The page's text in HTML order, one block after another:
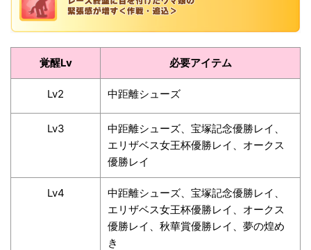
覚醒Lv 必要アイテム
Lv2 中距離シューズ
Lv3
中距離シューズ、宝塚記念優勝レイ、
エリザベス女王杯優勝レイ、オークス
優勝レイ
Lv4
中距離シューズ、宝塚記念優勝レイ、
エリザベス女王杯優勝レイ、オークス
優勝レイ、秋華賞優勝レイ、夢の煌め
き